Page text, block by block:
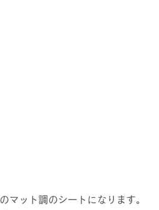
マット調のシートになります。